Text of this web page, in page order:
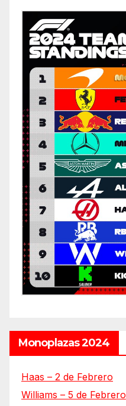
Monoplazas 2024
Haas – 2 de Febrero
Williams – 5 de Febrero